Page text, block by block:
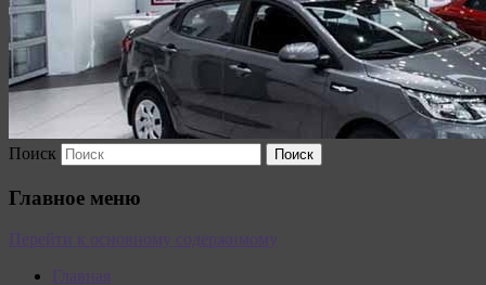
Поиск
Главное меню
Перейти к основному содержимому
Главная